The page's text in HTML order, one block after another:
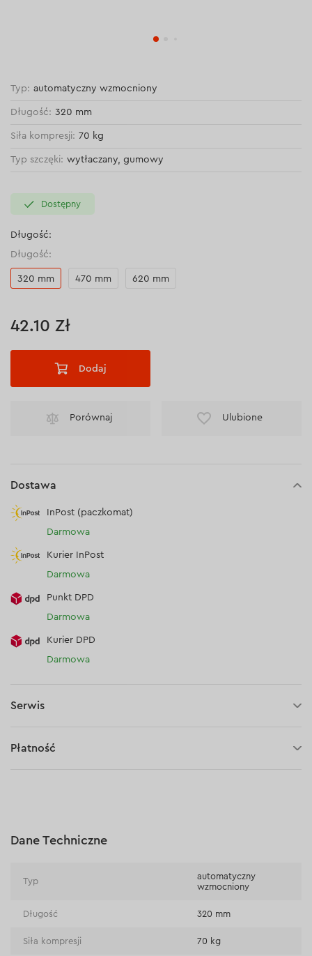
Typ: automatyczny wzmocniony
Długość: 320 mm
Siła kompresji: 70 kg
Typ szczęki: wytłaczany, gumowy
Dostępny
Długość:
Długość:
320 mm 470 mm 620 mm
42.10 Zł
Dodaj
Porównaj Ulubione
Dostawa
InPost (paczkomat)
Darmowa
Kurier InPost
Darmowa
Punkt DPD
Darmowa
Kurier DPD
Darmowa
Serwis
Płatność
Płatność na rachunek bieżący (przelew tradycyjny)
Dane Techniczne
Typ
automatyczny
wzmocniony
Długość 320 mm
Siła kompresji 70 kg